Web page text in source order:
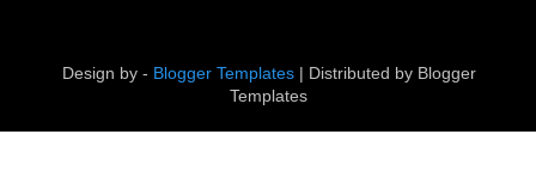
Design by - Blogger Templates| Distributed by Blogger
Templates